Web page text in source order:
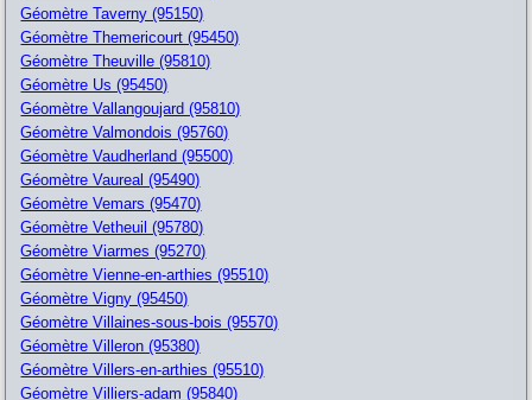
Géomètre Taverny (95150)
Géomètre Themericourt (95450)
Géomètre Theuville (95810)
Géomètre Us (95450)
Géomètre Vallangoujard (95810)
Géomètre Valmondois (95760)
Géomètre Vaudherland (95500)
Géomètre Vaureal (95490)
Géomètre Vemars (95470)
Géomètre Vetheuil (95780)
Géomètre Viarmes (95270)
Géomètre Vienne-en-arthies (95510)
Géomètre Vigny (95450)
Géomètre Villaines-sous-bois (95570)
Géomètre Villeron (95380)
Géomètre Villers-en-arthies (95510)
Géomètre Villiers-adam (95840)